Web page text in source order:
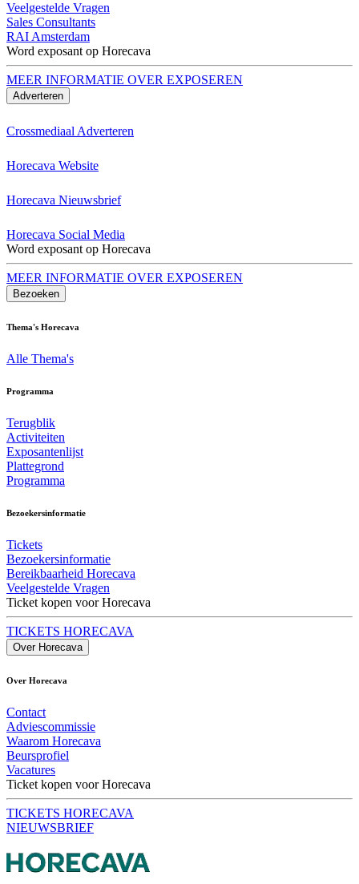
Veelgestelde Vragen
Sales Consultants
RAI Amsterdam
Word exposant op Horecava
MEER INFORMATIE OVER EXPOSEREN
Adverteren
Crossmediaal Adverteren
Horecava Website
Horecava Nieuwsbrief
Horecava Social Media
Word exposant op Horecava
MEER INFORMATIE OVER EXPOSEREN
Bezoeken
Thema's Horecava
Alle Thema's
Programma
Terugblik
Activiteiten
Exposantenlijst
Plattegrond
Programma
Bezoekersinformatie
Tickets
Bezoekersinformatie
Bereikbaarheid Horecava
Veelgestelde Vragen
Ticket kopen voor Horecava
TICKETS HORECAVA
Over Horecava
Over Horecava
Contact
Adviescommissie
Waarom Horecava
Beursprofiel
Vacatures
Ticket kopen voor Horecava
TICKETS HORECAVA
NIEUWSBRIEF